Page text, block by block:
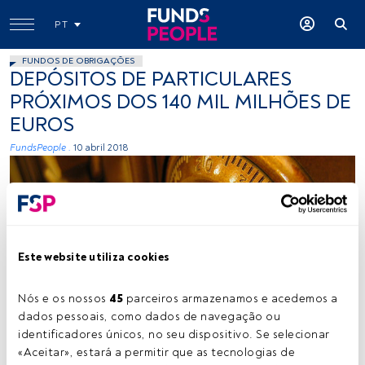
Este website utiliza cookies
Nós e os nossos 45 parceiros armazenamos e acedemos a
dados pessoais, como dados de navegação ou
identificadores únicos, no seu dispositivo. Se selecionar
«Aceitar», estará a permitir que as tecnologias de
PT
FUNDOS DE OBRIGAÇÕES
DEPÓSITOS DE PARTICULARES
PRÓXIMOS DOS 140 MIL MILHÕES DE
EUROS
FundsPeople . 10 abril 2018
https://guardiansafeandvault.com/
Tempo de leitura:16 s.